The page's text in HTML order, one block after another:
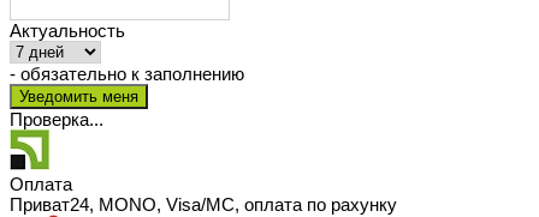
Актуальность
- обязательно к заполнению
Проверка...
Оплата
Приват24, MONO, Visa/MC, оплата по рахунку